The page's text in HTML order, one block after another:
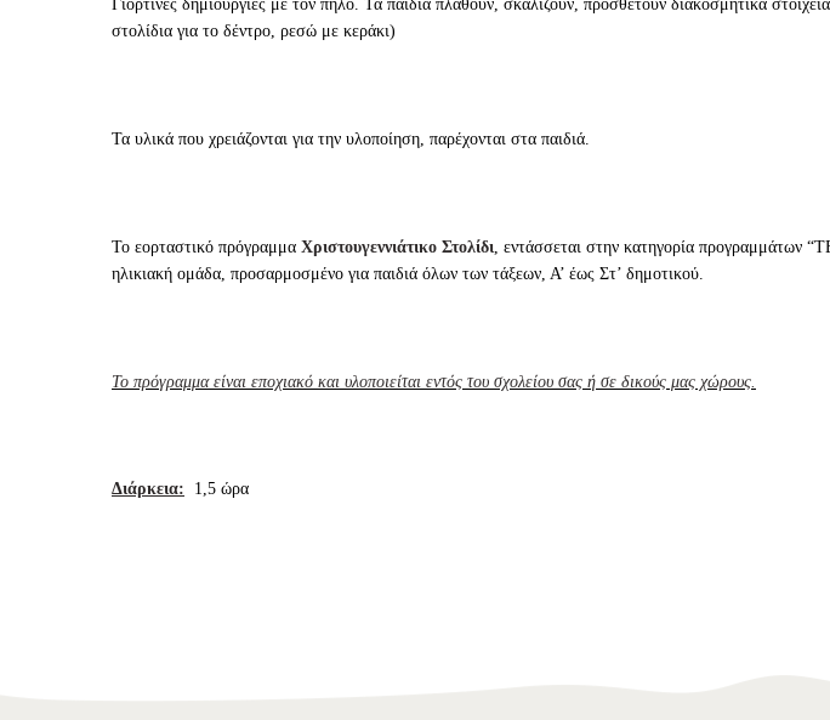
Γιορτινές δημιουργίες με τον πηλό. Τα παιδιά πλάθουν, σκαλίζουν, προσθέτουν διακοσμητικά
στολίδια για το δέντρο, ρεσώ με κεράκι)
Τα υλικά που χρειάζονται για την υλοποίηση, παρέχονται στα παιδιά.
Το εορταστικό πρόγραμμα Χριστουγεννιάτικο Στολίδι , εντάσσεται στην κατηγορία
ηλικιακή ομάδα, προσαρμοσμένο για παιδιά όλων των τάξεων, Α’ έως Στ’ δημοτικού.
Το πρόγραμμα είναι εποχιακό και υλοποιείται εντός του σχολείου σας ή σε δικούς μας χώρους.
Διάρκεια: 1,5 ώρα